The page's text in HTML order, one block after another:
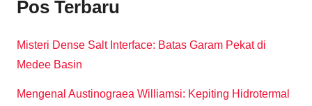
Pos Terbaru
Misteri Dense Salt Interface: Batas Garam Pekat di
Medee Basin
Mengenal Austinograea Williamsi: Kepiting Hidrotermal